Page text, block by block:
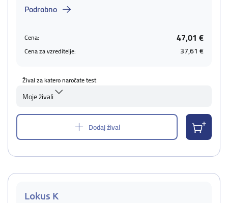
Podrobno
Cena: 47,01 €
Cena za vzreditelje: 37,61 €
Žival za katero naročate test
Moje živali
Dodaj žival
Lokus K